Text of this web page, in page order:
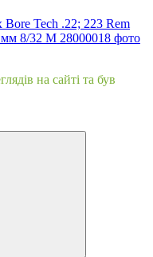
на сайті та був